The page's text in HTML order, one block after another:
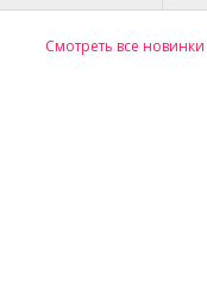
Смотреть все новинки